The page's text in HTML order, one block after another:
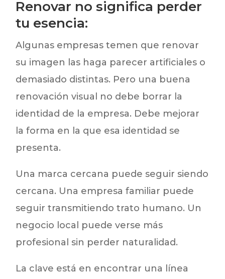
Renovar no significa perder
tu esencia:
Algunas empresas temen que renovar
su imagen las haga parecer artificiales o
demasiado distintas. Pero una buena
renovación visual no debe borrar la
identidad de la empresa. Debe mejorar
la forma en la que esa identidad se
presenta.
Una marca cercana puede seguir siendo
cercana. Una empresa familiar puede
seguir transmitiendo trato humano. Un
negocio local puede verse más
profesional sin perder naturalidad.
La clave está en encontrar una línea